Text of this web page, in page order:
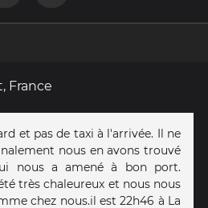
France
et pas de taxi à l'arrivée. Il ne
nous en avons trouvé
nous a amené à bon port.
très chaleureux et nous nous
chez nous.il est 22h46 à La